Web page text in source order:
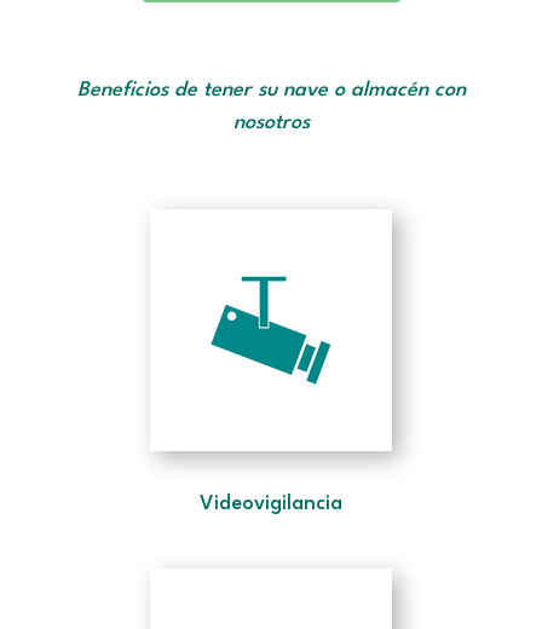
Beneficios de tener su nave o almacén con
nosotros
Videovigilancia